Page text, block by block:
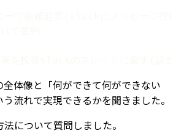
全体像と「何ができて何ができない
流れで実現できるかを聞きました。
について質問しました。